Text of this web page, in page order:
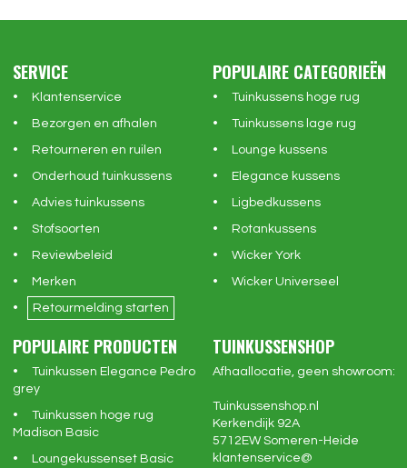
SERVICE
Klantenservice
Bezorgen en afhalen
Retourneren en ruilen
Onderhoud tuinkussens
Advies tuinkussens
Stofsoorten
Reviewbeleid
Merken
Retourmelding starten
POPULAIRE CATEGORIEËN
Tuinkussens hoge rug
Tuinkussens lage rug
Lounge kussens
Elegance kussens
Ligbedkussens
Rotankussens
Wicker York
Wicker Universeel
POPULAIRE PRODUCTEN
Tuinkussen Elegance Pedro
grey
Tuinkussen hoge rug
Madison Basic
Loungekussenset Basic
TUINKUSSENSHOP
Afhaallocatie, geen showroom:
Tuinkussenshop.nl
Kerkendijk 92A
5712EW Someren-Heide
klantenservice@